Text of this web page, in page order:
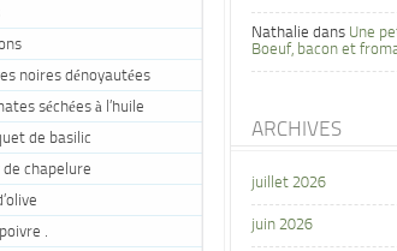
noires dénoyautées
séchées à l’huile
de basilic
de chapelure
.
Nathalie dans Une
Boeuf, bacon et
ARCHIVES
juillet 2026
juin 2026